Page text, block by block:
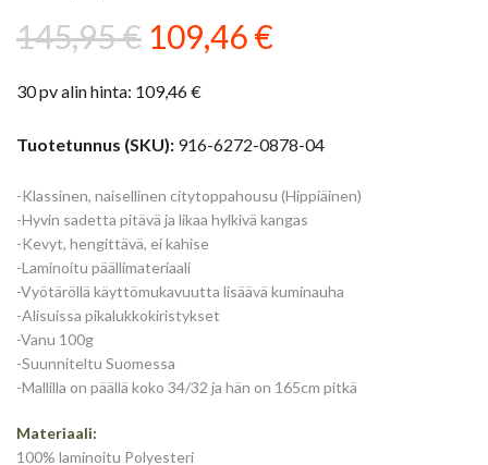
145,95€ Alkuperäinen
oli:
145,95 €.
109,46€Nykyinen
109,46 €.
30 pv alin hinta: 109,46€
Tuotetunnus (SKU): 916-6272-0878-04
-Klassinen, naisellinen citytoppahousu (Hippiäinen)
-Hyvin sadetta pitävä ja likaa hylkivä kangas
-Kevyt, hengittävä, ei kahise
-Laminoitu päällimateriaali
-Vyötäröllä käyttömukavuutta lisäävä kuminauha
-Alisuissa pikalukkokiristykset
-Vanu 100g
-Suunniteltu Suomessa
-Mallilla on päällä koko 34/32 ja hän on 165cm pitkä
Materiaali:
100% laminoitu Polyesteri